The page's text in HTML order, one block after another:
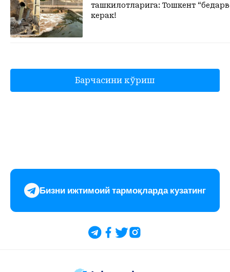
ташкилотларига: Тошкент
керак!
Барчасини кўриш
Бизни ижтимоий тармоқларда кузатинг